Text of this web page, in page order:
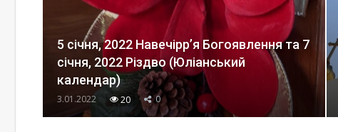
5 січня, 2022 Навечірр’я Богоявлення та 7
січня, 2022 Різдво (Юліанський
календар)
3.01.2022 20 0